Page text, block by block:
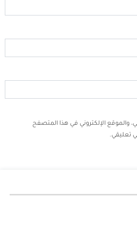
والموقع الإلكتروني في هذا المتصفح
تعليقي.